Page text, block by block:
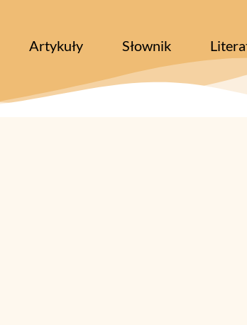
Artykuły Słownik